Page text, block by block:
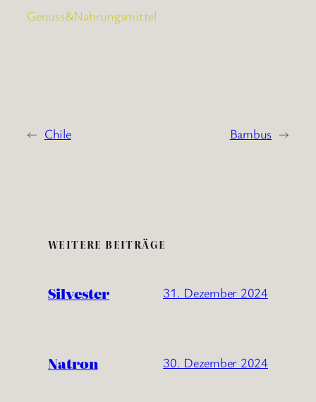
Genuss&Nahrungsmittel
← Chile Bambus →
WEITERE BEITRÄGE
Silvester 31. Dezember 2024
Natron 30. Dezember 2024